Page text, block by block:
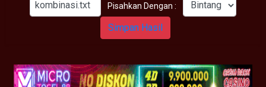
Pisahkan Dengan :